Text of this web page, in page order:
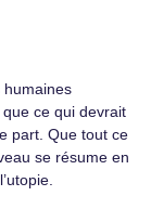
humaines
ce qui devrait
part. Que tout ce
se résume en